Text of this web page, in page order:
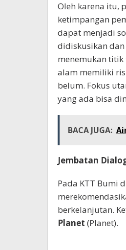
Oleh karena itu,
ketimpangan
dapat menjadi
didiskusikan
menemukan
alam memiliki
belum. Fokus
yang ada bisa
BACA JUGA:
Jembatan
Pada KTT Bumi
berkelanjutan.
Planet (Planet).